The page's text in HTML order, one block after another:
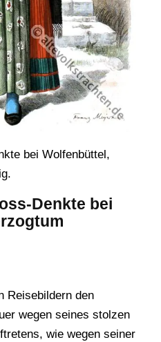
bei Wolfenbüttel,
Denkte bei
Reisebildern den
wegen seines stolzen
wie wegen seiner